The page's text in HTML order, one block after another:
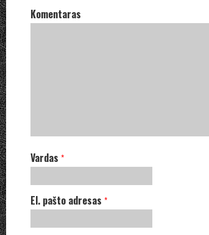
Komentaras
Vardas *
El. pašto adresas *